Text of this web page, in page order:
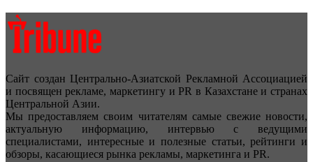
Сайт создан Центрально-Азиатской Рекламной Ассоциацией
и посвящен рекламе, маркетингу и PR в Казахстане и странах
Центральной Азии.
Мы предоставляем своим читателям самые свежие новости,
актуальную информацию, интервью с ведущими
специалистами, интересные и полезные статьи, рейтинги и
обзоры, касающиеся рынка рекламы, маркетинга и PR.